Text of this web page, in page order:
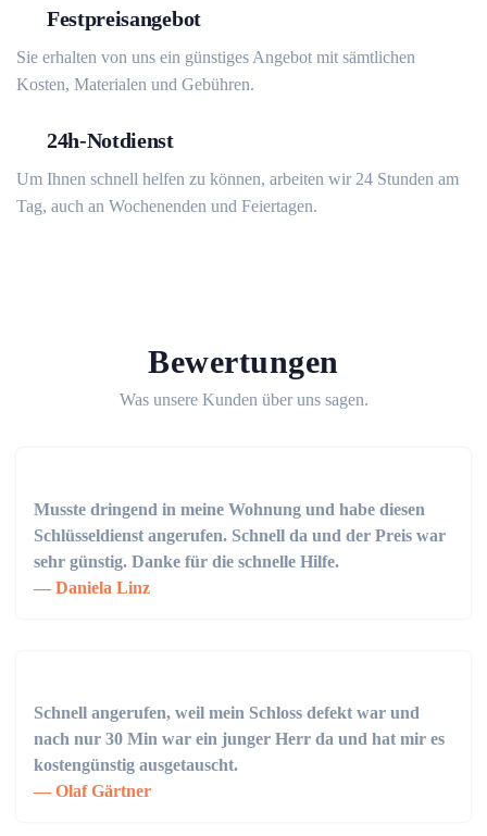
Festpreisangebot
Sie erhalten von uns ein günstiges Angebot mit sämtlichen
Kosten, Materialen und Gebühren.
24h-Notdienst
Um Ihnen schnell helfen zu können, arbeiten wir 24 Stunden am
Tag, auch an Wochenenden und Feiertagen.
Bewertungen
Was unsere Kunden über uns sagen.
Musste dringend in meine Wohnung und habe diesen
Schlüsseldienst angerufen. Schnell da und der Preis war
sehr günstig. Danke für die schnelle Hilfe.
Daniela Linz
Schnell angerufen, weil mein Schloss defekt war und
nach nur 30 Min war ein junger Herr da und hat mir es
kostengünstig ausgetauscht.
Olaf Gärtner